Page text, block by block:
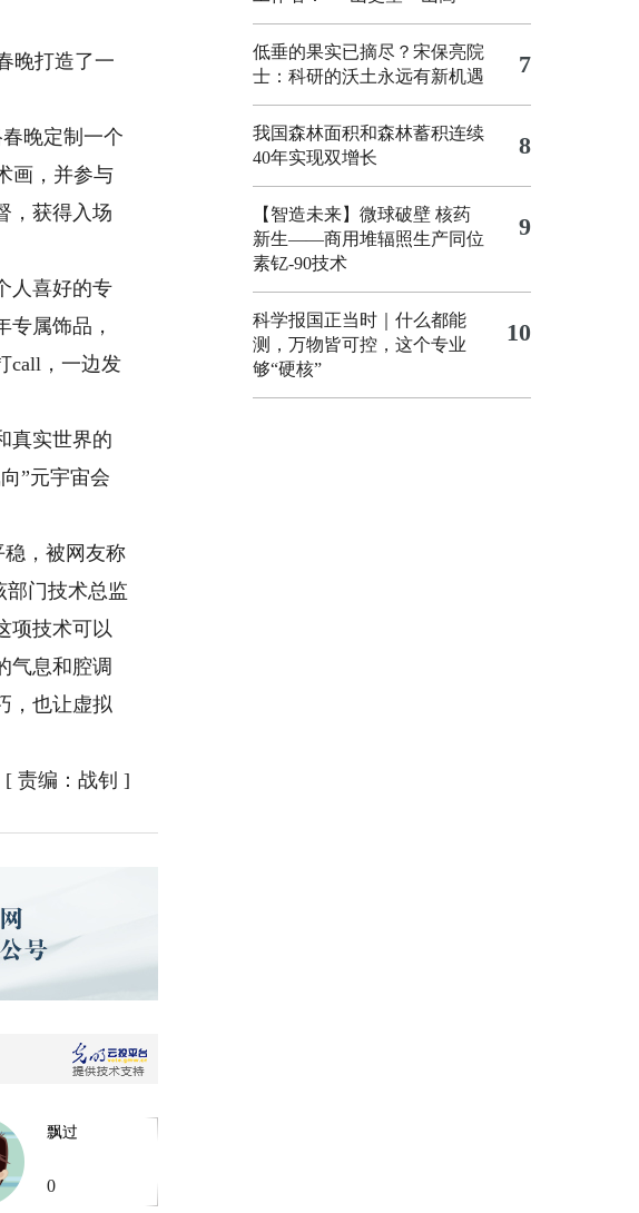
晚打造了一
晚定制一个
画，并参与
，获得入场
人喜好的专
专属饰品，
call，一边发
真实世界的
”元宇宙会
，被网友称
部门技术总监
项技术可以
气息和腔调
，也让虚拟
[ 责编：战钊 ]
飘过
0
低垂的果实已摘尽？宋保亮院
士：科研的沃土永远有新机遇
7
我国森林面积和森林蓄积连续
40年实现双增长
8
【智造未来】微球破壁 核药
新生——商用堆辐照生产同位
素钇-90技术
9
科学报国正当时｜什么都能
测，万物皆可控，这个专业
够“硬核”
10